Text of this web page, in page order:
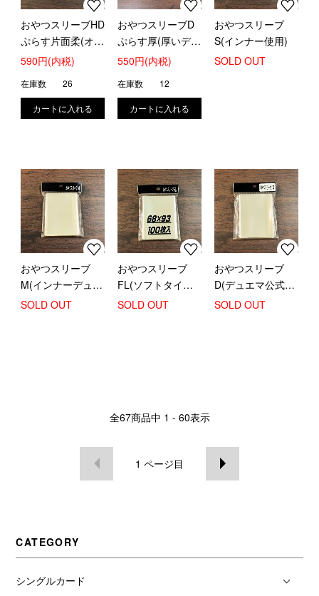
おやつスリーブHD
ぷらす片面柔(オー
バー片面ハードタ
590円(内税)
在庫数 26
おやつスリーブD
ぷらす厚(厚いデュ
エルマスターズ等
550円(内税)
在庫数 12
おやつスリーブ
S(インナー使用)
SOLD OUT
おやつスリーブ
M(インナーデュエ
マ使用)
SOLD OUT
おやつスリーブ
FL(ソフトタイプ
キャラスリの上に
SOLD OUT
おやつスリーブ
D(デュエマ公式配
布スリーブの上に)
SOLD OUT
全67商品中 1 - 60表示
1 ページ目
CATEGORY
シングルカード